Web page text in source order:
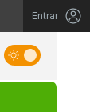
Entrar